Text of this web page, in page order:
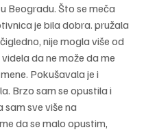
Beogradu. Što se meča
je bila dobra. pružala
nije mogla više od
da ne može da me
Pokušavala je i
Brzo sam se opustila i
sve više na
da se malo opustim,